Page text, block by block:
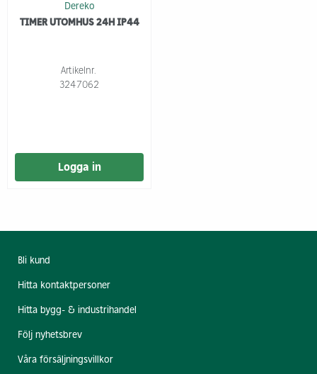
Dereko
TIMER UTOMHUS 24H IP44
Artikelnr.
3247062
Logga in
Bli kund
Hitta kontaktpersoner
Hitta bygg- & industrihandel
Följ nyhetsbrev
Våra försäljningsvillkor